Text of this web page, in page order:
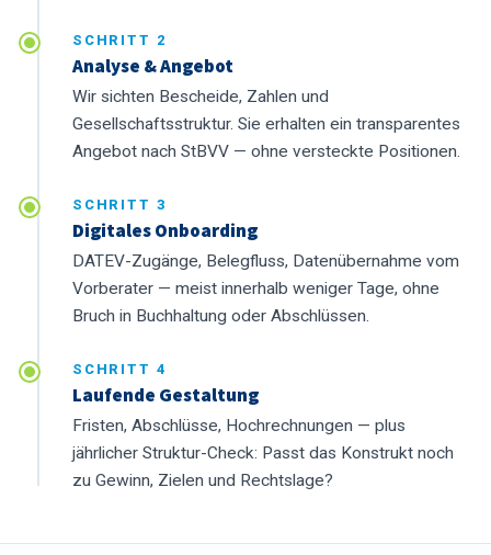
SCHRITT 2
Analyse & Angebot
Wir sichten Bescheide, Zahlen und
Gesellschaftsstruktur. Sie erhalten ein transparentes
Angebot nach StBVV — ohne versteckte Positionen.
SCHRITT 3
Digitales Onboarding
DATEV-Zugänge, Belegfluss, Datenübernahme vom
Vorberater — meist innerhalb weniger Tage, ohne
Bruch in Buchhaltung oder Abschlüssen.
SCHRITT 4
Laufende Gestaltung
Fristen, Abschlüsse, Hochrechnungen — plus
jährlicher Struktur-Check: Passt das Konstrukt noch
zu Gewinn, Zielen und Rechtslage?